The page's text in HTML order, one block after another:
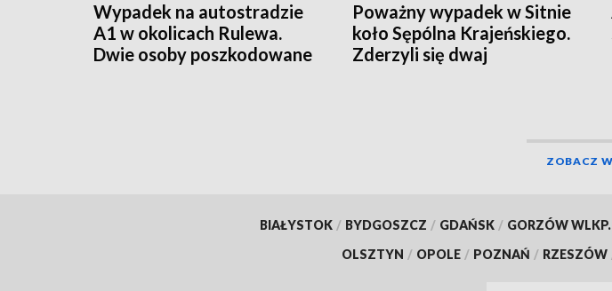
Wypadek na autostradzie
A1 w okolicach Rulewa.
Dwie osoby poszkodowane
Poważny wypadek w Sitnie
koło Sępólna Krajeńskiego.
Zderzyli się dwaj
ZOBACZ
BIAŁYSTOK / BYDGOSZCZ / GDAŃSK / GORZÓW WLKP.
OLSZTYN / OPOLE / POZNAŃ / RZESZÓW